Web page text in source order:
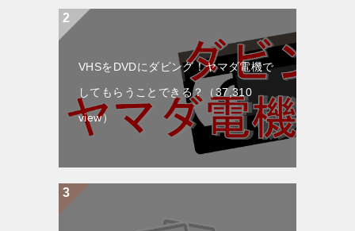
VHSをDVDにダビング！ヤマダ電機で
してもらうことできる？
（37,310
view）